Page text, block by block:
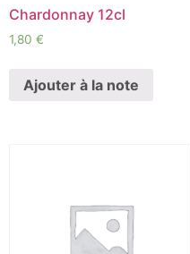
Chardonnay 12cl
1,80 €
Ajouter à la note